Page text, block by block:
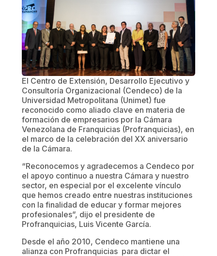
El Centro de Extensión, Desarrollo Ejecutivo y
Consultoría Organizacional (Cendeco) de la
Universidad Metropolitana (Unimet) fue
reconocido como aliado clave en materia de
formación de empresarios por la Cámara
Venezolana de Franquicias (Profranquicias), en
el marco de la celebración del XX aniversario
de la Cámara.
“Reconocemos y agradecemos a Cendeco por
el apoyo continuo a nuestra Cámara y nuestro
sector, en especial por el excelente vínculo
que hemos creado entre nuestras instituciones
con la finalidad de educar y formar mejores
profesionales”, dijo el presidente de
Profranquicias, Luis Vicente García.
Desde el año 2010, Cendeco mantiene una
alianza con Profranquicias para dictar el